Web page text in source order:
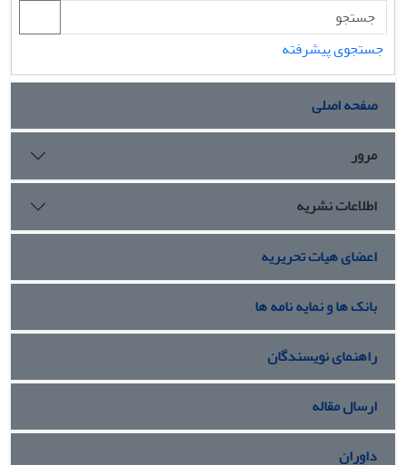
جستجوی پیشرفته
صفحه اصلی
مرور
اطلاعات نشریه
اعضای هیات تحریریه
بانک ها و نمایه نامه ها
راهنمای نویسندگان
ارسال مقاله
داوران